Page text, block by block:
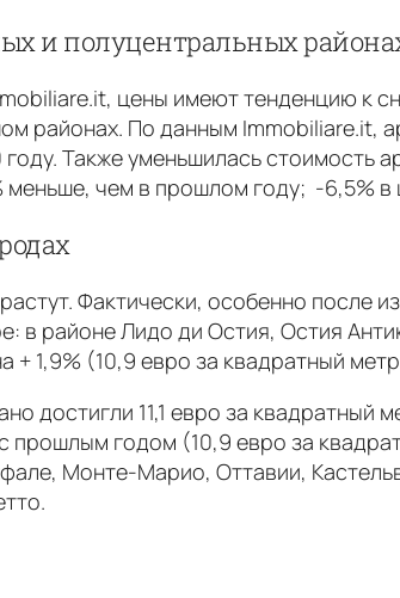
и полуцентральных
цены имеют тенденцию к
районах. По данным Immobiliare.it,
Также уменьшилась стоимость
меньше, чем в прошлом году; -6,5%
Фактически, особенно после
в районе Лидо ди Остия, Остия
+ 1,9% (10,9 евро за квадратный
достигли 11,1 евро за
прошлым годом (10,9 евро за
Монте-Марио, Оттавии,